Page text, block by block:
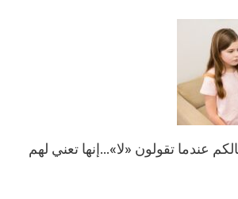
عندما تقولون «لا»…إنها تعني لهم